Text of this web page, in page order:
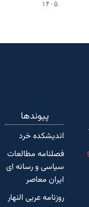
۱۴۰۵
پیوندها
اندیشکده‌ خرد
فصلنامه مطالعات
سیاسی و رسانه ای
ایران معاصر
روزنامه عربی النهار